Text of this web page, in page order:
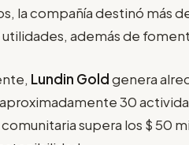
la compañía destinó más
utilidades, además de
Lundin Goldgenera
30
supera los $ 50